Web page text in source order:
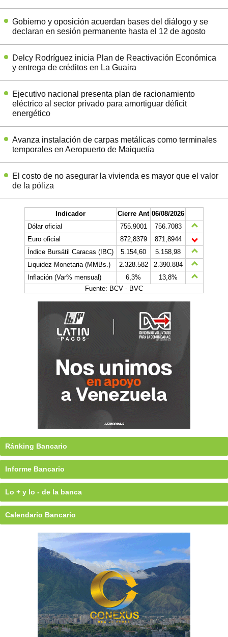
Gobierno y oposición acuerdan bases del diálogo y se
declaran en sesión permanente hasta el 12 de agosto
Delcy Rodríguez inicia Plan de Reactivación Económica
y entrega de créditos en La Guaira
Ejecutivo nacional presenta plan de racionamiento
eléctrico al sector privado para amortiguar déficit
energético
Avanza instalación de carpas metálicas como terminales
temporales en Aeropuerto de Maiquetía
El costo de no asegurar la vivienda es mayor que el valor
de la póliza
Indicador Cierre Ant 06/08/2026
Dólar oficial
755.9001
756.7083
Euro oficial
872,8379
871,8944
Índice Bursátil Caracas (IBC)
5.154,60
5.158,98
Liquidez Monetaria (MMBs.)
2.328.582
2.390.884
Inflación (Var% mensual)
6,3%
13,8%
Fuente: BCV - BVC
Ránking Bancario
Informe Bancario
Lo + y lo - de la banca
Calendario Bancario